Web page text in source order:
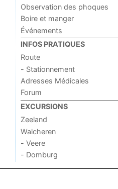
Observation des phoques
Boire et manger
Événements
INFOS PRATIQUES
Route
- Stationnement
Adresses Médicales
Forum
EXCURSIONS
Zeeland
Walcheren
- Veere
- Domburg